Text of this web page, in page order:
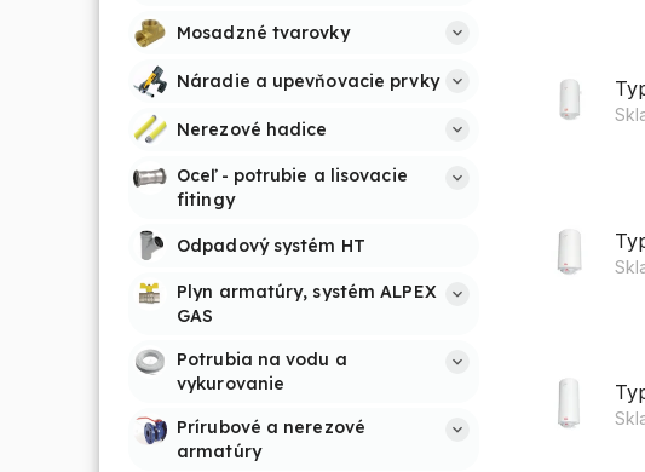
Mosadzné tvarovky
Náradie a upevňovacie prvky
Nerezové hadice
Oceľ - potrubie a lisovacie
fitingy
Odpadový systém HT
Plyn armatúry, systém ALPEX
GAS
Potrubia na vodu a
vykurovanie
Prírubové a nerezové
armatúry